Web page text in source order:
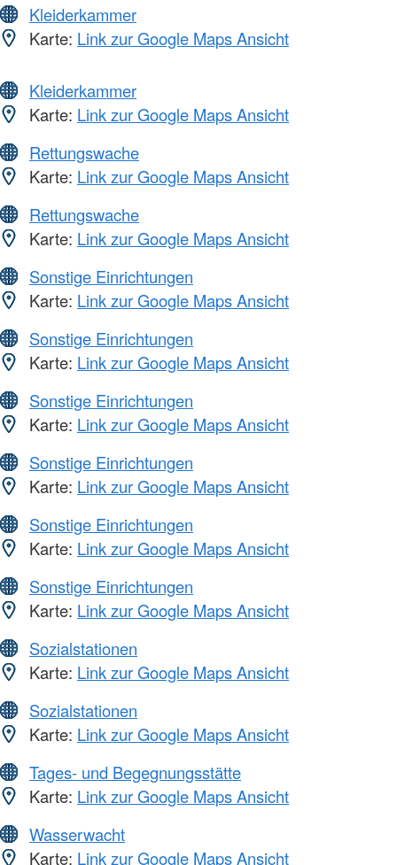
Kleiderkammer
Karte: Link zur Google Maps Ansicht
Kleiderkammer
Karte: Link zur Google Maps Ansicht
Rettungswache
Karte: Link zur Google Maps Ansicht
Rettungswache
Karte: Link zur Google Maps Ansicht
Sonstige Einrichtungen
Karte: Link zur Google Maps Ansicht
Sonstige Einrichtungen
Karte: Link zur Google Maps Ansicht
Sonstige Einrichtungen
Karte: Link zur Google Maps Ansicht
Sonstige Einrichtungen
Karte: Link zur Google Maps Ansicht
Sonstige Einrichtungen
Karte: Link zur Google Maps Ansicht
Sonstige Einrichtungen
Karte: Link zur Google Maps Ansicht
Sozialstationen
Karte: Link zur Google Maps Ansicht
Sozialstationen
Karte: Link zur Google Maps Ansicht
Tages- und Begegnungsstätte
Karte: Link zur Google Maps Ansicht
Wasserwacht
Karte: Link zur Google Maps Ansicht